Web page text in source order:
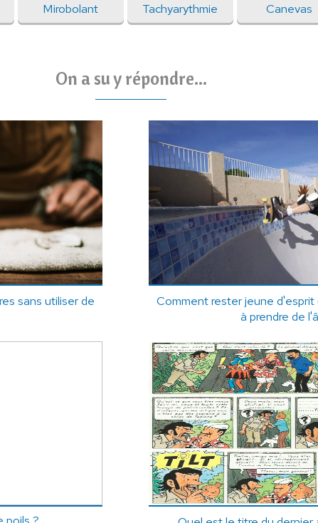
Mirobolant Tachyarythmie Canevas
On a su y répondre...
sans utiliser de
Comment rester jeune
à prendre de